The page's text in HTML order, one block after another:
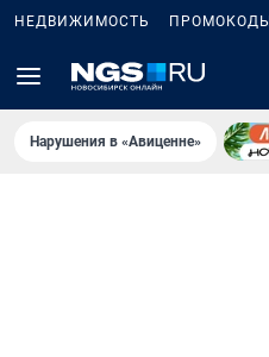
НЕДВИЖИМОСТЬ ПРОМОКОДЫ
Нарушения в «Авиценне»